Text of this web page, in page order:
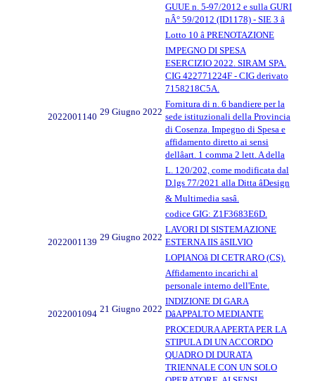
GUUE n. 5-97/2012 e sulla GURI
nÂ° 59/2012 (ID1178) - SIE 3 â
Lotto 10 â PRENOTAZIONE
IMPEGNO DI SPESA
ESERCIZIO 2022. SIRAM SPA.
CIG 422771224F - CIG derivato
7158218C5A.
2022001140 29 Giugno 2022
Fornitura di n. 6 bandiere per la
sede istituzionali della Provincia
di Cosenza. Impegno di Spesa e
affidamento diretto ai sensi
dellâart. 1 comma 2 lett. A della
L. 120/202, come modificata dal
D.lgs 77/2021 alla Ditta âDesign
& Multimedia sasâ.
codice GIG: Z1F3683E6D.
2022001139 29 Giugno 2022
LAVORI DI SISTEMAZIONE
ESTERNA IIS âSILVIO
LOPIANOâ DI CETRARO (CS).
Affidamento incarichi al
personale interno dell'Ente.
2022001094 21 Giugno 2022
INDIZIONE DI GARA
DâAPPALTO MEDIANTE
PROCEDURA APERTA PER LA
STIPULA DI UN ACCORDO
QUADRO DI DURATA
TRIENNALE CON UN SOLO